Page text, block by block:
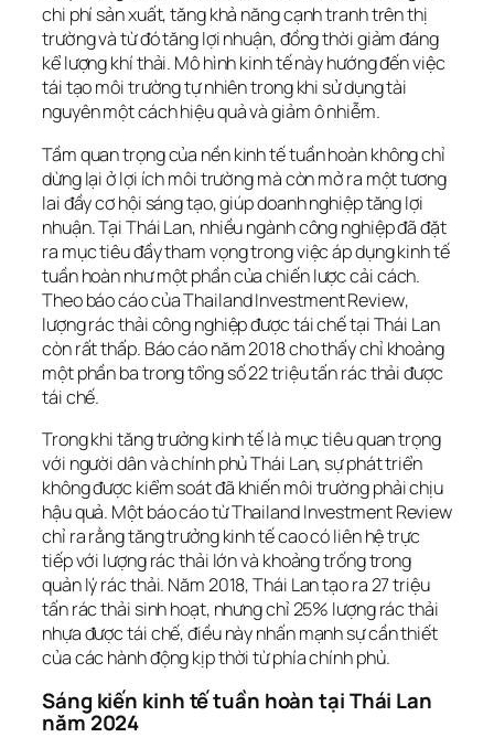
chi phí sản xuất, tăng khả năng cạnh tranh trên thị
trường và từ đó tăng lợi nhuận, đồng thời giảm đáng
kể lượng khí thải. Mô hình kinh tế này hướng đến việc
tái tạo môi trường tự nhiên trong khi sử dụng tài
nguyên một cách hiệu quả và giảm ô nhiễm.
Tầm quan trọng của nền kinh tế tuần hoàn không chỉ
dừng lại ở lợi ích môi trường mà còn mở ra một tương
lai đầy cơ hội sáng tạo, giúp doanh nghiệp tăng lợi
nhuận. Tại Thái Lan, nhiều ngành công nghiệp đã đặt
ra mục tiêu đầy tham vọng trong việc áp dụng kinh tế
tuần hoàn như một phần của chiến lược cải cách.
Theo báo cáo củaThailand Investment Review,
lượng rác thải công nghiệp được tái chế tại Thái Lan
còn rất thấp. Báo cáo năm 2018 cho thấy chỉ khoảng
một phần ba trong tổng số 22 triệu tấn rác thải được
tái chế.
Trong khi tăng trưởng kinh tế là mục tiêu quan trọng
với người dân và chính phủ Thái Lan, sự phát triển
không được kiểm soát đã khiến môi trường phải chịu
hậu quả. Một báo cáo từThailand Investment Review
chỉ ra rằng tăng trưởng kinh tế cao có liên hệ trực
tiếp với lượng rác thải lớn và khoảng trống trong
quản lý rác thải. Năm 2018, Thái Lan tạo ra 27 triệu
tấn rác thải sinh hoạt, nhưng chỉ 25% lượng rác thải
nhựa được tái chế, điều này nhấn mạnh sự cần thiết
của các hành động kịp thời từ phía chính phủ.
Sáng kiến kinh tế tuần hoàn tại Thái Lan
năm 2024